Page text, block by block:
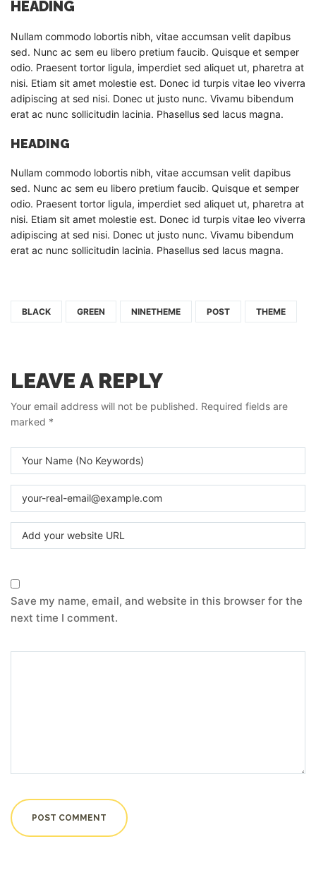
HEADING
Nullam commodo lobortis nibh, vitae accumsan velit dapibus
sed. Nunc ac sem eu libero pretium faucib. Quisque et semper
odio. Praesent tortor ligula, imperdiet sed aliquet ut, pharetra at
nisi. Etiam sit amet molestie est. Donec id turpis vitae leo viverra
adipiscing at sed nisi. Donec ut justo nunc. Vivamu bibendum
erat ac nunc sollicitudin lacinia. Phasellus sed lacus magna.
HEADING
Nullam commodo lobortis nibh, vitae accumsan velit dapibus
sed. Nunc ac sem eu libero pretium faucib. Quisque et semper
odio. Praesent tortor ligula, imperdiet sed aliquet ut, pharetra at
nisi. Etiam sit amet molestie est. Donec id turpis vitae leo viverra
adipiscing at sed nisi. Donec ut justo nunc. Vivamu bibendum
erat ac nunc sollicitudin lacinia. Phasellus sed lacus magna.
BLACK GREEN NINETHEME POST THEME
LEAVE A REPLY
Your email address will not be published. Required fields are
marked *
Save my name, email, and website in this browser for the
next time I comment.